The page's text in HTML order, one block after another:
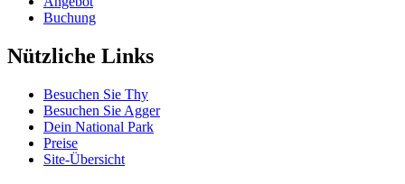
Buchung
Nützliche Links
Besuchen Sie Thy
Besuchen Sie Agger
Dein National Park
Preise
Site-Übersicht